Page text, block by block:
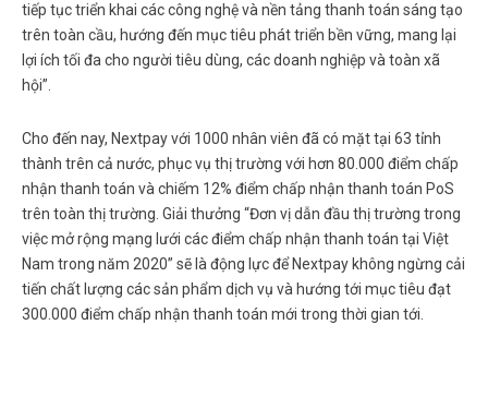
tiếp tục triển khai các công nghệ và nền tảng thanh toán sáng tạo
trên toàn cầu, hướng đến mục tiêu phát triển bền vững, mang lại
lợi ích tối đa cho người tiêu dùng, các doanh nghiệp và toàn xã
hội”.
Cho đến nay, Nextpay với 1000 nhân viên đã có mặt tại 63 tỉnh
thành trên cả nước, phục vụ thị trường với hơn 80.000 điểm chấp
nhận thanh toán và chiếm 12% điểm chấp nhận thanh toán PoS
trên toàn thị trường. Giải thưởng “Đơn vị dẫn đầu thị trường trong
việc mở rộng mạng lưới các điểm chấp nhận thanh toán tại Việt
Nam trong năm 2020” sẽ là động lực để Nextpay không ngừng cải
tiến chất lượng các sản phẩm dịch vụ và hướng tới mục tiêu đạt
300.000 điểm chấp nhận thanh toán mới trong thời gian tới.